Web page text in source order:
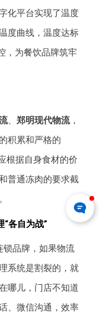
化平台实现了温度
度曲线，温度达标
，为餐饮品牌筑牢
、郑明现代物流，
积累和严格的
根据自身食材的价
普通冻肉的要求截
各自为战”
锁品牌，如果物流
系统是割裂的，就
哪儿，门店不知道
、微信沟通，效率